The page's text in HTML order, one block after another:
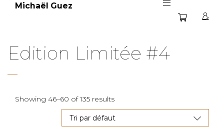
Michaël Guez
Edition Limitée #4
Showing 46–60 of 135 results